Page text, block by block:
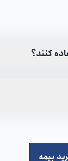
کنند؟
بیمه